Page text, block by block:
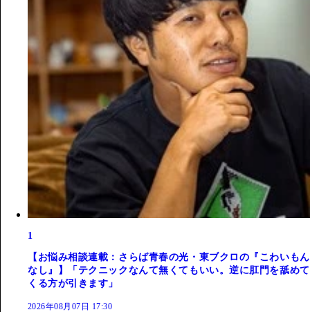
1
【お悩み相談連載：さらば青春の光・東ブクロの『こわいもん
なし』】「テクニックなんて無くてもいい。逆に肛門を舐めて
くる方が引きます」
2026年08月07日 17:30